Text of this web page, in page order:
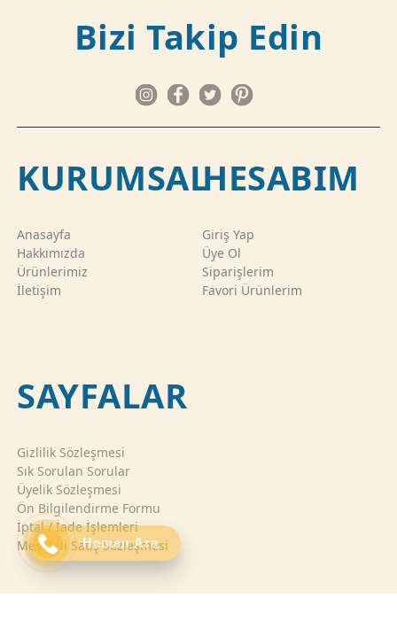
Hemen Ara
Bizi Takip Edin
KURUMSAL
Anasayfa
Hakkımızda
Ürünlerimiz
İletişim
HESABIM
Giriş Yap
Üye Ol
Siparişlerim
Favori Ürünlerim
SAYFALAR
Gizlilik Sözleşmesi
Sık Sorulan Sorular
Üyelik Sözleşmesi
Ön Bilgilendirme Formu
İptal / İade İşlemleri
Mesafeli Satış Sözleşmesi